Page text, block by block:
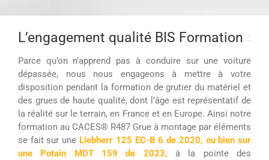
L’engagement qualité BIS Formation
Parce qu’on n’apprend pas à conduire sur une voiture
dépassée, nous nous engageons à mettre à votre
disposition pendant la formation de grutier du matériel et
des grues de haute qualité, dont l’âge est représentatif de
la réalité sur le terrain, en France et en Europe. Ainsi notre
formation au CACES® R487 Grue à montage par éléments
se fait sur une Liebherr 125 EC-B 6 de 2020, ou bien sur
une Potain MDT 159 de 2023, à la pointe des